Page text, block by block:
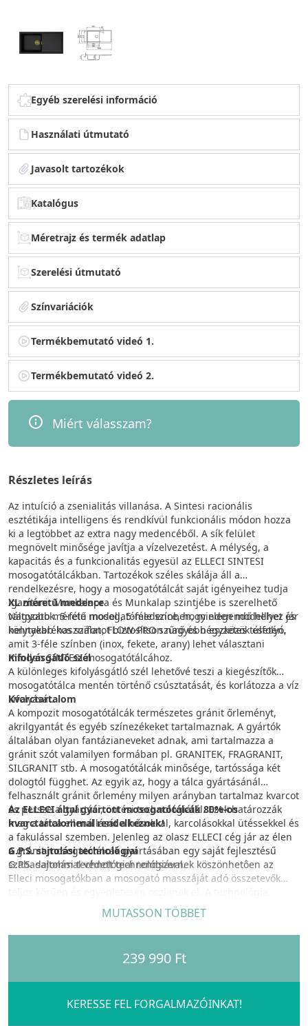
Egyéb szerelési információ
Használati útmutató
Javasolt tartozékok
Katalógus
Méretrajz és termék adatlap
Szerelési útmutató
Színvariációk
Termékbemutató videó 1.
Termékbemutató videó 2.
Miért válasszam?
Részletes leírás
Az intuíció a zsenialitás villanása. A Sintesi racionális
esztétikája intelligens és rendkívül funkcionális módon hozza
ki a legtöbbet az extra nagy medencéből. A sík felület
megnövelt minősége javítja a vízelvezetést. A mélység, a
kapacitás és a funkcionalitás egyesül az ELLECI SINTESI
mosogatótálcákban. Tartozékok széles skálája áll a
rendelkezésre, hogy a mosogatótálcát saját igényeihez tudja
igazítani. Munkalapra és Munkalap szintjébe is szerelhető
változatok. 5-féle modell, 5-féle színben, minden modellhez jár
helytakarékos szifon, FLOW-PRO szűrő és négyzetes túlfolyó,
amit 3-féle színben (inox, fekete, arany) lehet választani
minden SINTESI mosogatótálcához.
XL méretű medence
Nagyobb méretű mosogatómedence, hogy elegendő helyet és
könnyebb használatot biztosítson nagyobb eszközök esetén.
Kifolyásgátló szél
A különleges kifolyásgátló szél lehetővé teszi a kiegészítők
mosogatótálca mentén történő csúsztatását, és korlátozza a víz
kifolyását.
Kvarctartalom
A kompozit mosogatótálcák természetes gránit őrleményt,
akrilgyantát és egyéb színezékeket tartalmaznak. A gyártók
általában olyan fantázianeveket adnak, ami tartalmazza a
gránit szót valamilyen formában pl. GRANITEK, FRAGRANIT,
SILGRANIT stb. A mosogatótálcák minősége, tartóssága két
dologtól függhet. Az egyik az, hogy a tálca gyártásánál
felhasznált gránit őrlemény milyen arányban tartalmaz kvarcot
és persze a gyártási, öntési technológiától. Ezek határozzák
meg a tálca ellenállását a hősokkal, karcolásokkal ütéssekkel és
a fakulással szemben. Jelenleg az olasz ELLECI cég jár az élen
a gránit mosogatótálcák gyártásában egy saját fejlesztésű
szabadalommal védett technológiával.
Az ELLECI által gyártott mosogatótálcák 80%-os
kvarctartalommal rendelkeznek!
G.P.S. sajtolási technológiai
G.P.S. sajtolási technológiai rendszernek köszönhetôen az
Elleci mosogatókban a mosogató masszáját adó összetevők
nemzetközi szabadalmi oltalom alatt áll (szabadalom száma: 1
415 794 B1), így kizárólagosan az Elleci alkalmazhatja. A G.P.S.
rendszer egy dinamikus prés-formát alkalmaz, amely biztosítja
eloszlását, miközben a mosogató látható előoldalán is
MUTASSON TÖBBET
239 990 Ft
KERESSE FEL FORGALMAZÓINKAT!